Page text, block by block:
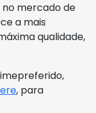
no mercado de
a mais
qualidade,
, para